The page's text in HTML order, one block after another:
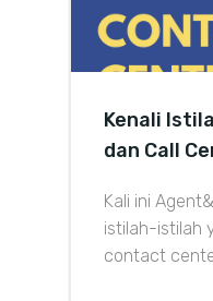
Kenali
dan Call
Kali ini
istilah-istilah
contact